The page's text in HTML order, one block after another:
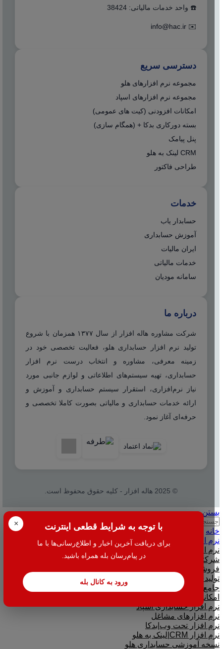
× با توجه به شرایط قطعی اینترنت
برای دریافت آخرین اخبار و اطلاع‌رسانی‌ها با ما
در پیام‌رسان بله همراه باشید.
ورود به کانال بله
☎️ واحد خدمات مالیاتی: 38424
✉️
info@hac.ir
دسترسی سریع
مجموعه نرم افزارهای هلو
مجموعه نرم افزارهای اسپاد
امکانات افزودنی (کیت های عمومی)
بسته دورکاری بدکا + (همگام سازی)
پنل پیامک
CRM لینک به هلو
طراحی فاکتور
خدمات
حسابدار یاب
آموزش حسابداری
ایران مالیات
خدمات مالیاتی
سامانه مودیان
درباره ما
شرکت مشاوره هاله افزار از سال ۱۳۷۷ همزمان با شروع
تولید نرم افزار حسابداری هلو، فعالیت تخصصی خود در
زمینه معرفی، مشاوره و انتخاب درست نرم افزار
حسابداری، تهیه سیستم‌های اطلاعاتی و لوازم جانبی مورد
نیاز نرم‌افزاری، استقرار سیستم حسابداری و آموزش و
ارائه خدمات حسابداری و مالیاتی بصورت کاملا تخصصی و
حرفه‌ای آغاز نمود.
© 2025 هاله افزار - کلیه حقوق محفوظ است.
بستن
جستجو
خانه
نرم افزار
نرم افزار حسابداری هلو
شرکتی
فروشگاهی
تولیدی
جامع و صنعتی
امکانات افزودنی ( کیت های عمومی )
نرم افزار حسابداری اسپاد
نرم افزارهای مشاغل
نرم افزار تحت وب|بدکا
نرم افزار CRM|لینک به هلو
نسخه آموزشی حسابداری هلو